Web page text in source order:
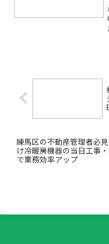
練馬区の不動産管理者必
け冷暖房機器の当日工事
で業務効率アップ